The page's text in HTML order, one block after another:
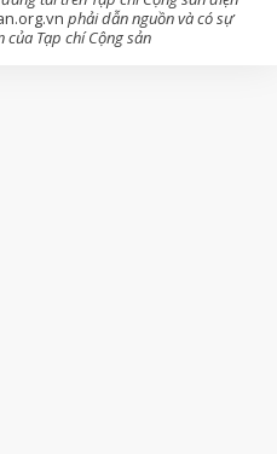
phải dẫn nguồn và có sự
Tạp chí Cộng sản